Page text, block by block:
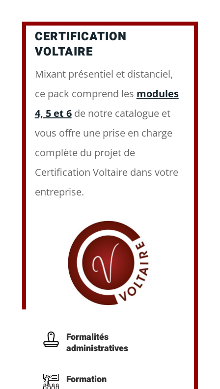
CERTIFICATION
VOLTAIRE
Mixant présentiel et distanciel,
ce pack comprend les modules
4, 5 et 6de notre catalogue et
vous offre une prise en charge
complète du projet de
Certification Voltaire dans votre
entreprise.
Formalités
administratives
Formation